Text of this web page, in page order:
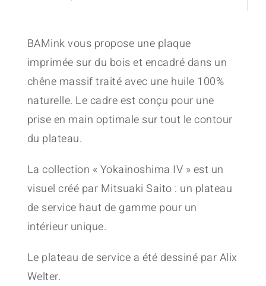
BAMink vous propose une plaque
imprimée sur du bois et encadré dans un
chêne massif traité avec une huile 100%
naturelle. Le cadre est conçu pour une
prise en main optimale sur tout le contour
du plateau.
La collection « Yokainoshima IV » est un
visuel créé par Mitsuaki Saito : un plateau
de service haut de gamme pour un
intérieur unique.
Le plateau de service a été dessiné par Alix
Welter.